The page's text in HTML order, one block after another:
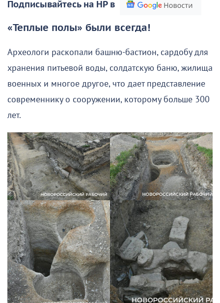
Подписывайтесь на НР в
«Теплые полы» были всегда!
Археологи раскопали башню-бастион, сардобу для
хранения питьевой воды, солдатскую баню, жилища
военных и многое другое, что дает представление
современнику о сооружении, которому больше 300
лет.